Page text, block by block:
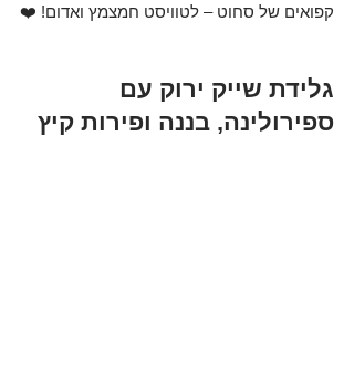
קפואים של סחוט – לטוויסט חמצמץ ואדום! ❤️
גלידת שייק ירוק עם
ספירולינה, בננה ופירות קיץ